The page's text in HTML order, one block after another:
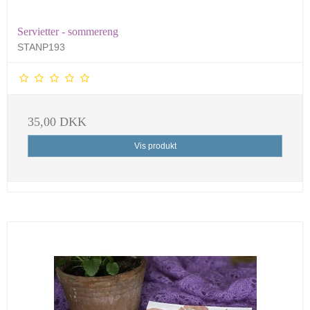
Servietter - sommereng
STANP193
35,00 DKK
Vis produkt